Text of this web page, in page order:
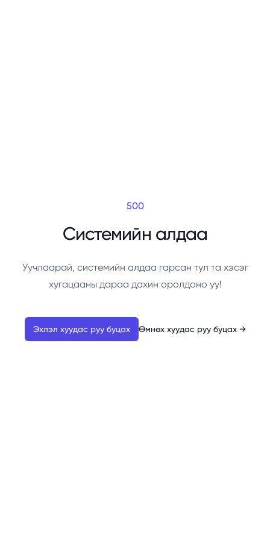
500
Системийн алдаа
Уучлаарай, системийн алдаа гарсан тул та хэсэг
хугацааны дараа дахин оролдоно уу!
Эхлэл хуудас руу буцах Өмнөх хуудас руу буцах →